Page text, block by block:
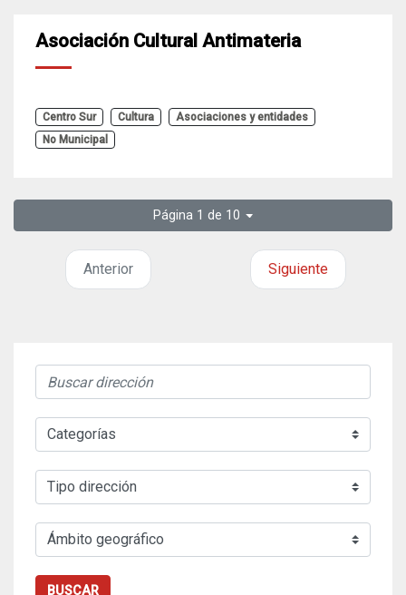
Asociación Cultural Antimateria
Centro Sur Cultura
Asociaciones y entidades
No Municipal
Página 1 de 10
Anterior Siguiente
BUSCAR